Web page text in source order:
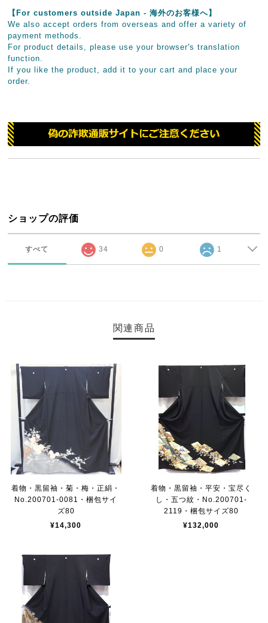
【For customers outside Japan - 海外のお客様へ】
We also accept orders from overseas and offer a variety of
payment methods.
For product details, please use your browser's translation
function.
If you like the product, add it to your cart and place your
order.
ショップの評価
すべて 34 0 1
関連商品
着物・黒留袖・菊・梅・正絹・
No.200701-0081・梱包サイ
ズ80
¥14,300
着物・黒留袖・平安・宝尽く
し・五つ紋・No.200701-
2119・梱包サイズ80
¥132,000